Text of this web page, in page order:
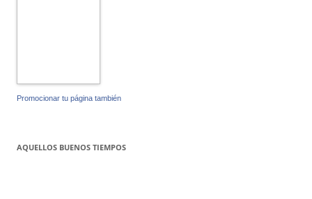
Promocionar tu página también
AQUELLOS BUENOS TIEMPOS